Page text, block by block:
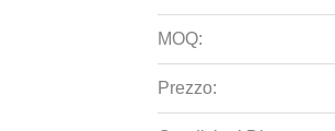
MOQ:
Prezzo: